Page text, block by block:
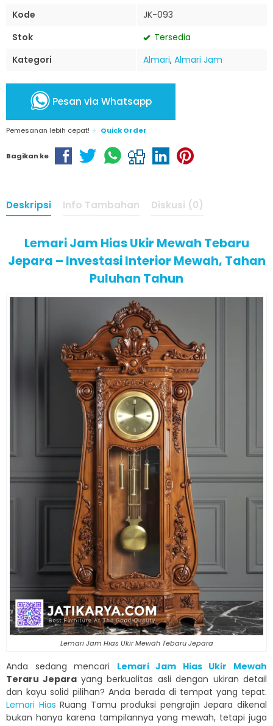
Kode
JK-093
Stok
Tersedia
Kategori
Almari, Almari Jam
Pesan via Whatsapp
Pemesanan lebih cepat! Quick Order
Bagikan ke
Deskripsi Info Tambahan Diskusi (0)
Lemari Jam Hias Ukir Mewah Tebaru
Jepara – Investasi Interior Mewah, Tahan
Puluhan Tahun
Lemari Jam Hias Ukir Mewah Tebaru Jepara
Anda sedang mencari Lemari Jam Hias Ukir Mewah
Teraru Jepara yang berkualitas asli dengan ukiran detail
dan kayu solid pilihan? Anda berada di tempat yang tepat.
Lemari Hias Ruang Tamu produksi pengrajin Jepara dikenal
bukan hanya karena tampilannya yang mewah, tetapi juga